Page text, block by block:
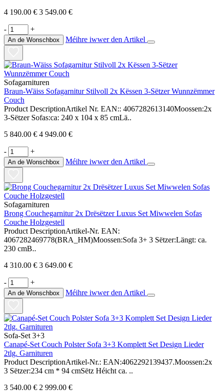
4 190.00 € 3 549.00 €
- +
An de Wonschbox Méihre iwwer den Artikel
Sofagarnituren
Braun-Wäiss Sofagarnitur Stilvoll 2x Këssen 3-Sëtzer Wunnzëmmer
Couch
Product DescriptionArtikel Nr. EAN:: 4067282613140Moossen:2x
3-Sëtzer Sofas:ca: 240 x 104 x 85 cmLä..
5 840.00 € 4 949.00 €
- +
An de Wonschbox Méihre iwwer den Artikel
Sofagarnituren
Brong Couchegarnitur 2x Drësëtzer Luxus Set Miwwelen Sofas
Couche Holzgestell
Product DescriptionArtikel-Nr. EAN:
4067282469778(BRA_HM)Moossen:Sofa 3+ 3 Sëtzer:Längt: ca.
230 cmB..
4 310.00 € 3 649.00 €
- +
An de Wonschbox Méihre iwwer den Artikel
Sofa-Set 3+3
Canapé-Set Couch Polster Sofa 3+3 Komplett Set Design Lieder
2tlg. Garnituren
Product DescriptionArtikel-Nr.: EAN:4062292139437.Moossen:2x
3 Sëtzer:234 cm * 94 cmSëtz Héicht ca. ..
3 540.00 € 2 999.00 €